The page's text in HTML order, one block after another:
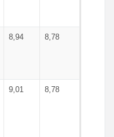
8,94 8,78
9,01 8,78